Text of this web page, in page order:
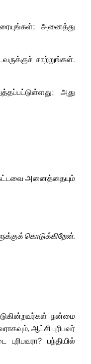
அனைத்து
சாற்றுங்கள்.
அது
அனைத்தையும்
கொடுக்கிறேன்.
நன்மை
ஆட்சி புரிபவர்
பந்தியில்